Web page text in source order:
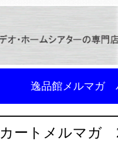
逸品館メルマガ
ートメルマガ